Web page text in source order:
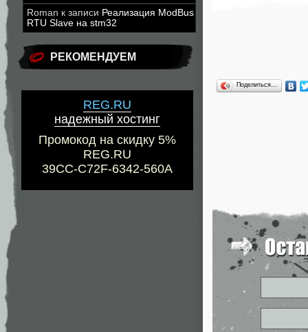
Roman к записи Реализация ModBus
RTU Slave на stm32
РЕКОМЕНДУЕМ
REG.RU
надежный хостинг
Промокод на скидку 5%
REG.RU
39CC-C72F-6342-560A
Поделиться…